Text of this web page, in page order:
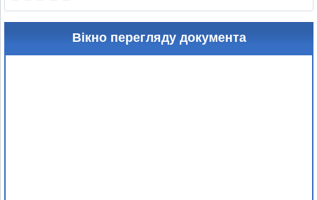
Вікно перегляду документа